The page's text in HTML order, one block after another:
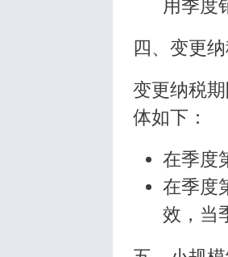
用季度
四、变更
变更纳税
体如下：
在季度
在季度
效，当